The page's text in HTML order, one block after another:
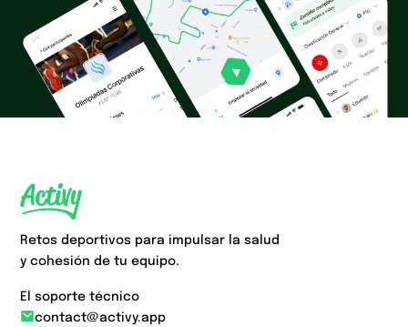
Retos deportivos para impulsar la salud
y cohesión de tu equipo.
El soporte técnico
contact@activy.app